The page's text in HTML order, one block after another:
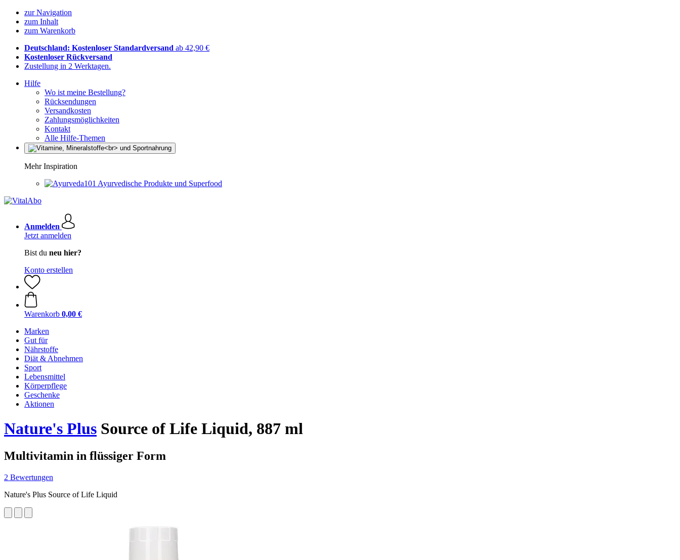
zur Navigation
zum Inhalt
zum Warenkorb
Deutschland: Kostenloser Standardversand ab 42,90 €
Kostenloser Rückversand
Zustellung in 2 Werktagen.
Hilfe
Wo ist meine Bestellung?
Rücksendungen
Versandkosten
Zahlungsmöglichkeiten
Kontakt
Alle Hilfe-Themen
Mehr Inspiration
Ayurvedische Produkte und Superfood
Anmelden
Jetzt anmelden
Bist du neu hier?
Konto erstellen
Warenkorb 0,00 €
Marken
Gut für
Nährstoffe
Diät & Abnehmen
Sport
Lebensmittel
Körperpflege
Geschenke
Aktionen
Nature's Plus Source of Life Liquid, 887 ml
Multivitamin in flüssiger Form
2 Bewertungen
Nature's Plus Source of Life Liquid